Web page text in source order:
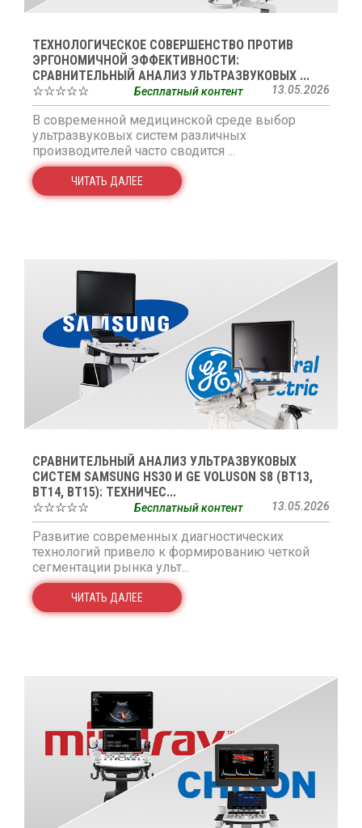
ТЕХНОЛОГИЧЕСКОЕ СОВЕРШЕНСТВО ПРОТИВ
ЭРГОНОМИЧНОЙ ЭФФЕКТИВНОСТИ:
СРАВНИТЕЛЬНЫЙ АНАЛИЗ УЛЬТРАЗВУКОВЫХ ...
☆☆☆☆☆
13.05.2026
Бесплатный контент
В современной медицинской среде выбор
ультразвуковых систем различных
производителей часто сводится ...
ЧИТАТЬ ДАЛЕЕ
СРАВНИТЕЛЬНЫЙ АНАЛИЗ УЛЬТРАЗВУКОВЫХ
СИСТЕМ SAMSUNG HS30 И GE VOLUSON S8 (BT13,
BT14, BT15): ТЕХНИЧЕС...
☆☆☆☆☆
13.05.2026
Бесплатный контент
Развитие современных диагностических
технологий привело к формированию четкой
сегментации рынка ульт...
ЧИТАТЬ ДАЛЕЕ